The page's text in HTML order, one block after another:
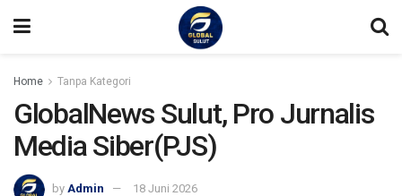
Home Tanpa Kategori
GlobalNews Sulut, Pro Jurnalis
Media Siber(PJS)
by Admin 18 Juni 2026